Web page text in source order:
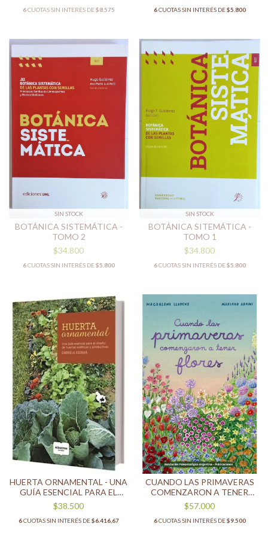
6CUOTAS SIN INTERÉS DE$8.575 6CUOTAS SIN INTERÉS DE$5.800
SIN STOCK
BOTÁNICA SISTEMÁTICA -
TOMO 2
$34.800
6CUOTAS SIN INTERÉS DE$5.800
SIN STOCK
BOTÁNICA SITEMÁTICA -
TOMO 1
$34.800
6CUOTAS SIN INTERÉS DE$5.800
HUERTA ORNAMENTAL - UNA
GUÍA ESENCIAL PARA EL
DISEÑO DE HUERTAS
ESTÉTICAS Y PRODUCTIVAS
$38.500
6CUOTAS SIN INTERÉS DE$6.416,67
CUANDO LAS PRIMAVERAS
COMENZARON A TENER
FLORES
$57.000
6CUOTAS SIN INTERÉS DE$9.500